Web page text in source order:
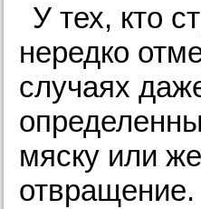
У тех, кто
нередко
случаях
мяску или
отвращение.